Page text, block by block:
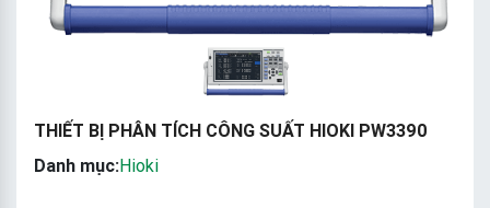
THIẾT BỊ PHÂN TÍCH CÔNG SUẤT HIOKI PW3390
Danh mục:Hioki